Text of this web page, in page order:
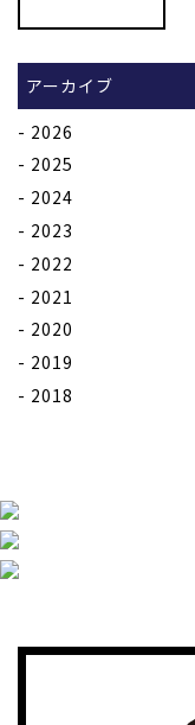
アーカイブ
2026
2025
2024
2023
2022
2021
2020
2019
2018